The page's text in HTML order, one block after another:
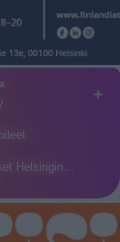
+
Helsingin…